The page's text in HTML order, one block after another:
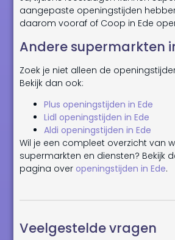
aangepaste openingstijden
daarom vooraf of Coop in Ede
Andere supermarkten
Zoek je niet alleen de
Bekijk dan ook:
Plus openingstijden in Ede
Lidl openingstijden in Ede
Aldi openingstijden in Ede
Wil je een compleet overzicht van
supermarkten en diensten? Bekijk
pagina over openingstijden in Ede.
Veelgestelde vragen